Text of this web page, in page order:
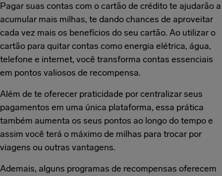
Pagar suas contas com o cartão de crédito te ajudarão a
acumular mais milhas, te dando chances de aproveitar
cada vez mais os benefícios do seu cartão. Ao utilizar o
cartão para quitar contas como energia elétrica, água,
telefone e internet, você transforma contas essenciais
em pontos valiosos de recompensa.
Além de te oferecer praticidade por centralizar seus
pagamentos em uma única plataforma, essa prática
também aumenta os seus pontos ao longo do tempo e
assim você terá o máximo de milhas para trocar por
viagens ou outras vantagens.
Ademais, alguns programas de recompensas oferecem